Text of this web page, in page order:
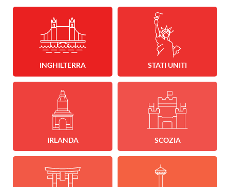
INGHILTERRA STATI UNITI
IRLANDA SCOZIA